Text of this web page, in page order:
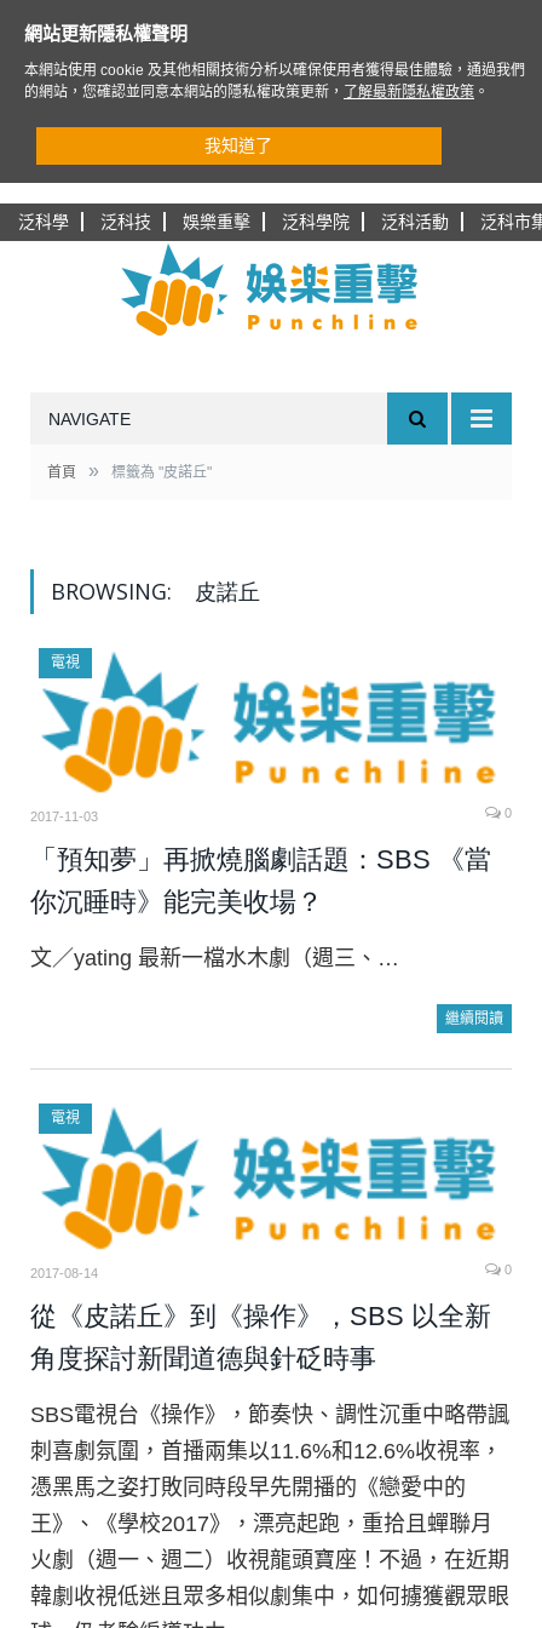
泛科學 泛科技 娛樂重擊 泛科學院 泛科活動 泛科市
NAVIGATE
首頁 » 標籤為 "皮諾丘"
BROWSING: 皮諾丘
電視
2017-11-03 0
「預知夢」再掀燒腦劇話題：SBS 《當
你沉睡時》能完美收場？
文／yating 最新一檔水木劇（週三、…
繼續閱讀
電視
2017-08-14 0
從《皮諾丘》到《操作》，SBS 以全新
角度探討新聞道德與針砭時事
SBS電視台《操作》，節奏快、調性沉重中略帶諷
刺喜劇氛圍，首播兩集以11.6%和12.6%收視率，
憑黑馬之姿打敗同時段早先開播的《戀愛中的
王》、《學校2017》，漂亮起跑，重拾且蟬聯月
火劇（週一、週二）收視龍頭寶座！不過，在近期
韓劇收視低迷且眾多相似劇集中，如何擄獲觀眾眼
網站更新隱私權聲明
本網站使用 cookie 及其他相關技術分析以確保使用者獲得最佳體驗，通過我們
的網站，您確認並同意本網站的隱私權政策更新，
了解最新隱私權政策 。
我知道了